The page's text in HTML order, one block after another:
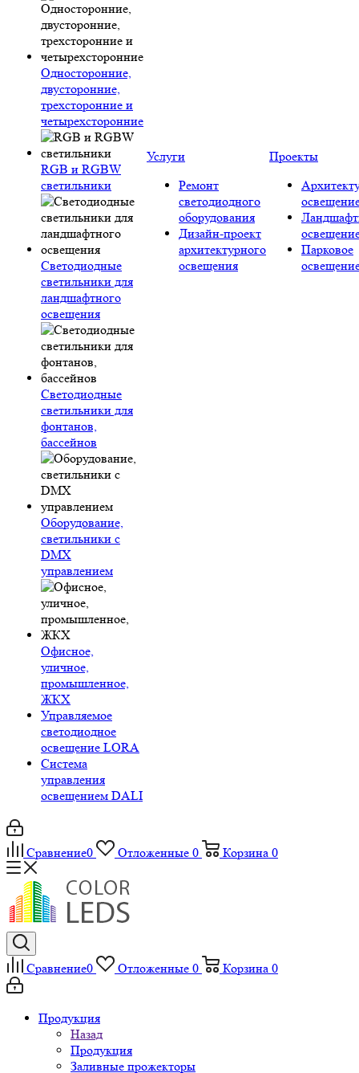
Односторонние,
двусторонние,
трехсторонние и
четырехсторонние
RGB и RGBW
светильники
Светодиодные
светильники для
ландшафтного
освещения
Светодиодные
светильники для
фонтанов,
бассейнов
Оборудование,
светильники с
DMX
управлением
Офисное,
уличное,
промышленное,
ЖКХ
Управляемое
светодиодное
освещение LORA
Система
управления
освещением DALI
Услуги
Ремонт
светодиодного
оборудования
Дизайн-проект
архитектурного
освещения
Проекты
Парковое
Сравнение0 Отложенные 0 Корзина 0
Сравнение0 Отложенные 0 Корзина 0
Продукция
Назад
Продукция
Заливные прожекторы